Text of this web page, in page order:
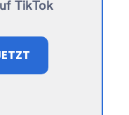
TikTok